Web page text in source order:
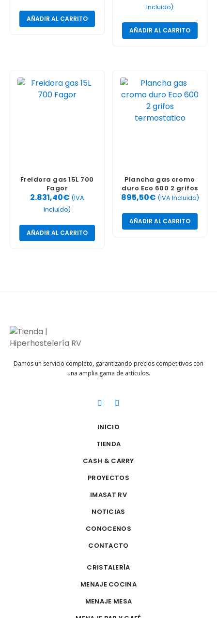
AÑADIR AL CARRITO
Incluido)
AÑADIR AL CARRITO
Freidora gas 15L 700
Fagor
2.831,40€ (IVA
Incluido)
AÑADIR AL CARRITO
Plancha gas cromo
duro Eco 600 2 grifos
termostatico
895,50€ (IVA Incluido)
AÑADIR AL CARRITO
Damos un servicio completo, garantizando precios competitivos con
una amplia gama de artículos.
INICIO
TIENDA
CASH & CARRY
PROYECTOS
IMASAT RV
NOTICIAS
CONOCENOS
CONTACTO
CRISTALERÍA
MENAJE COCINA
MENAJE MESA